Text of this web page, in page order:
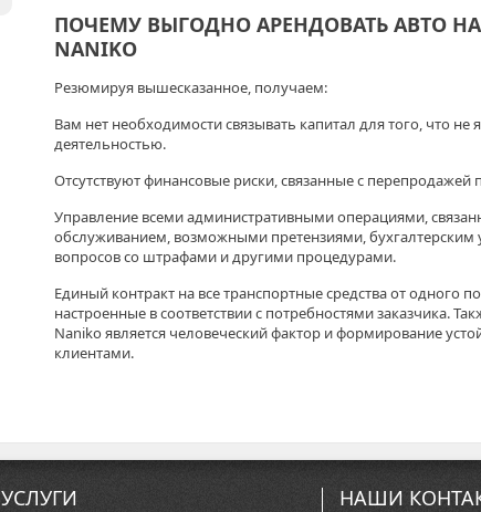
ПОЧЕМУ ВЫГОДНО АРЕНДОВАТЬ АВТО
NANIKO
Резюмируя вышесказанное, получаем:
Вам нет необходимости связывать капитал для того, что не
деятельностью.
Отсутствуют финансовые риски, связанные с
Управление всеми административными операциями,
обслуживанием, возможными претензиями, бухгалтерским
вопросов со штрафами и другими процедурами.
Единый контракт на все транспортные средства от одного
настроенные в соответствии с потребностями заказчика.
Naniko является человеческий фактор и формирование
клиентами.
УСЛУГИ НАШИ